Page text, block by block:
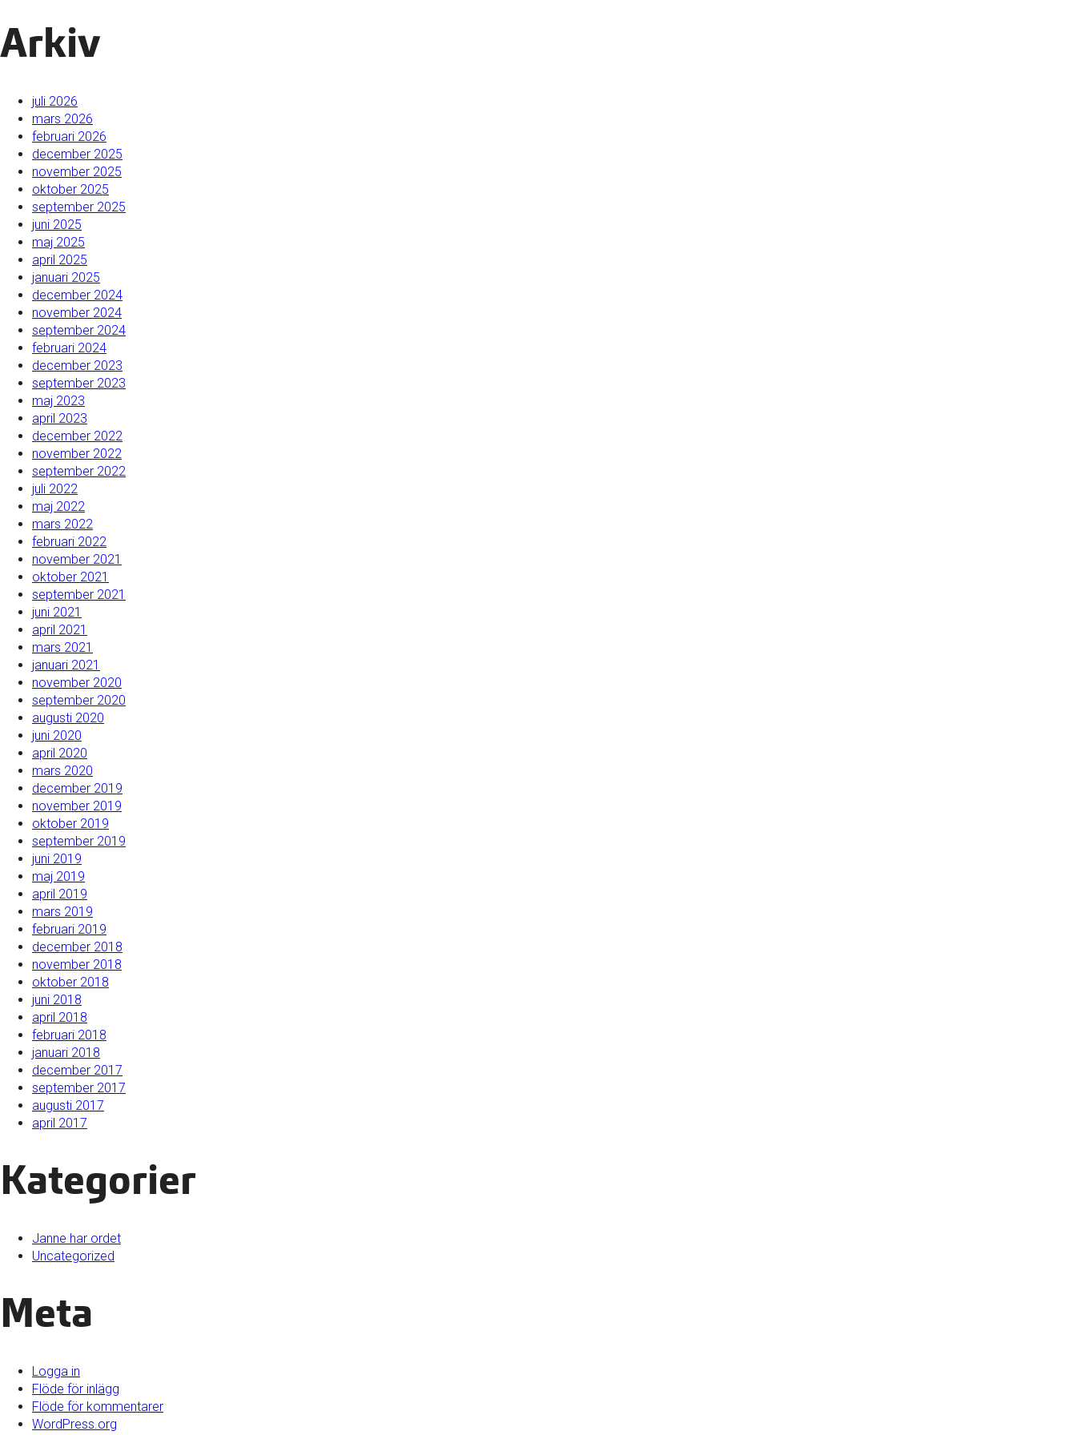
Arkiv
juli 2026
mars 2026
februari 2026
december 2025
november 2025
oktober 2025
september 2025
juni 2025
maj 2025
april 2025
januari 2025
december 2024
november 2024
september 2024
februari 2024
december 2023
september 2023
maj 2023
april 2023
december 2022
november 2022
september 2022
juli 2022
maj 2022
mars 2022
februari 2022
november 2021
oktober 2021
september 2021
juni 2021
april 2021
mars 2021
januari 2021
november 2020
september 2020
augusti 2020
juni 2020
april 2020
mars 2020
december 2019
november 2019
oktober 2019
september 2019
juni 2019
maj 2019
april 2019
mars 2019
februari 2019
december 2018
november 2018
oktober 2018
juni 2018
april 2018
februari 2018
januari 2018
december 2017
september 2017
augusti 2017
april 2017
Kategorier
Janne har ordet
Uncategorized
Meta
Logga in
Flöde för inlägg
Flöde för kommentarer
WordPress.org